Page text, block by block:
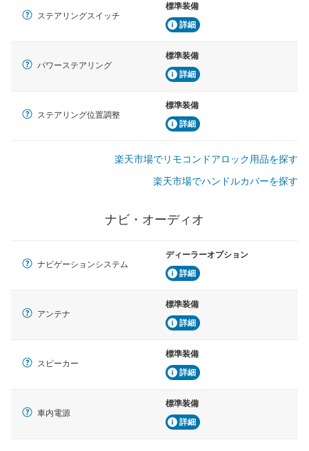
ステアリングスイッチ
標準装備
詳細
パワーステアリング
標準装備
詳細
ステアリング位置調整
標準装備
詳細
楽天市場でリモコンドアロック用品を探す
楽天市場でハンドルカバーを探す
ナビ・オーディオ
ナビゲーションシステム
ディーラーオプション
詳細
アンテナ
標準装備
詳細
スピーカー
標準装備
詳細
車内電源
標準装備
詳細